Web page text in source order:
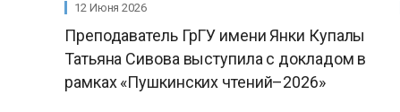
12 Июня 2026
Преподаватель ГрГУ имени Янки Купалы
Татьяна Сивова выступила с докладом в
рамках «Пушкинских чтений–2026»